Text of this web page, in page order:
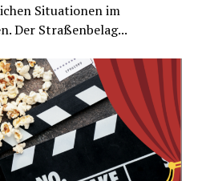
Situationen im
Der Straßenbelag...